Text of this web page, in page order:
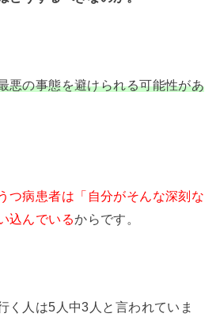
悪の事態を避けられる可能性があ
つ病患者は「自分がそんな深刻な
込んでいるからです。
く人は5人中3人と言われていま